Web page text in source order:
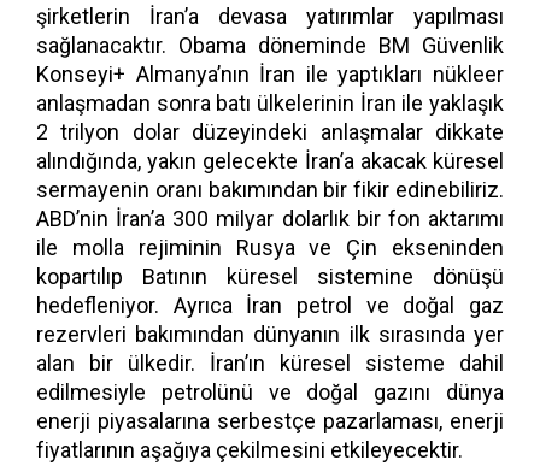
şirketlerin İran’a devasa yatırımlar yapılması
sağlanacaktır. Obama döneminde BM Güvenlik
Konseyi+ Almanya’nın İran ile yaptıkları nükleer
anlaşmadan sonra batı ülkelerinin İran ile yaklaşık
2 trilyon dolar düzeyindeki anlaşmalar dikkate
alındığında, yakın gelecekte İran’a akacak küresel
sermayenin oranı bakımından bir fikir edinebiliriz.
ABD’nin İran’a 300 milyar dolarlık bir fon aktarımı
ile molla rejiminin Rusya ve Çin ekseninden
kopartılıp Batının küresel sistemine dönüşü
hedefleniyor. Ayrıca İran petrol ve doğal gaz
rezervleri bakımından dünyanın ilk sırasında yer
alan bir ülkedir. İran’ın küresel sisteme dahil
edilmesiyle petrolünü ve doğal gazını dünya
enerji piyasalarına serbestçe pazarlaması, enerji
fiyatlarının aşağıya çekilmesini etkileyecektir.